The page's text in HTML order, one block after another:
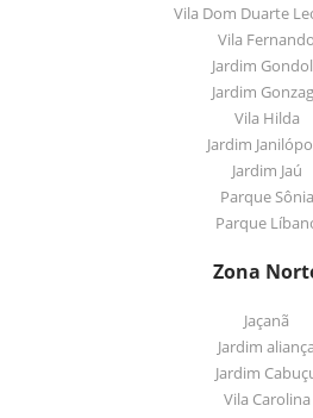
Vila Dom Duarte
Vila Fernando
Jardim
Jardim
Vila Hilda
Jardim
Jardim Jaú
Parque Sônia
Parque
Zona
Jaçanã
Jardim aliança
Jardim
Vila Carolina